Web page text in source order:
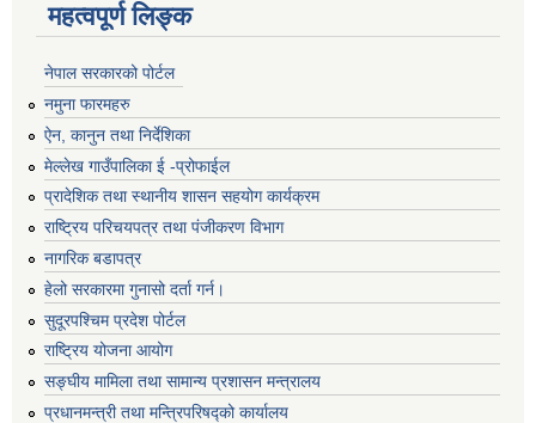
महत्वपूर्ण लिङ्क
नेपाल सरकारको पोर्टल
नमुना फारमहरु
ऐन, कानुन तथा निर्देशिका
मेल्लेख गाउँपालिका ई -प्रोफाईल
प्रादेशिक तथा स्थानीय शासन सहयोग कार्यक्रम
राष्ट्रिय परिचयपत्र तथा पंजीकरण विभाग
नागरिक बडापत्र
हेलो सरकारमा गुनासो दर्ता गर्न।
सुदूरपश्चिम प्रदेश पोर्टल
राष्ट्रिय योजना आयोग
सङ्‍घीय मामिला तथा सामान्य प्रशासन मन्त्रालय
प्रधानमन्त्री तथा मन्त्रिपरिषद्को कार्यालय